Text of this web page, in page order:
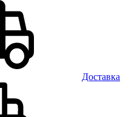
Доставка